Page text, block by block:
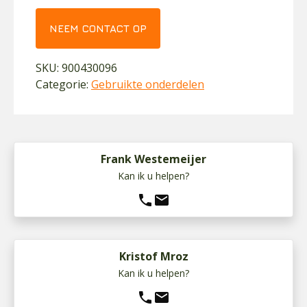
NEEM CONTACT OP
SKU: 900430096
Categorie: Gebruikte onderdelen
Frank Westemeijer
Kan ik u helpen?
phone mail
Kristof Mroz
Kan ik u helpen?
phone mail